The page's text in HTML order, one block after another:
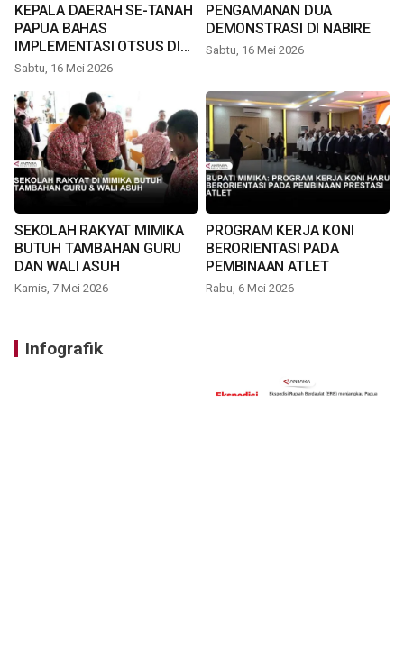
KEPALA DAERAH SE-TANAH
PAPUA BAHAS
IMPLEMENTASI OTSUS DI
TIMIKA
Sabtu, 16 Mei 2026
PENGAMANAN DUA
DEMONSTRASI DI NABIRE
Sabtu, 16 Mei 2026
SEKOLAH RAKYAT MIMIKA
BUTUH TAMBAHAN GURU
DAN WALI ASUH
Kamis, 7 Mei 2026
PROGRAM KERJA KONI
BERORIENTASI PADA
PEMBINAAN ATLET
Rabu, 6 Mei 2026
Infografik